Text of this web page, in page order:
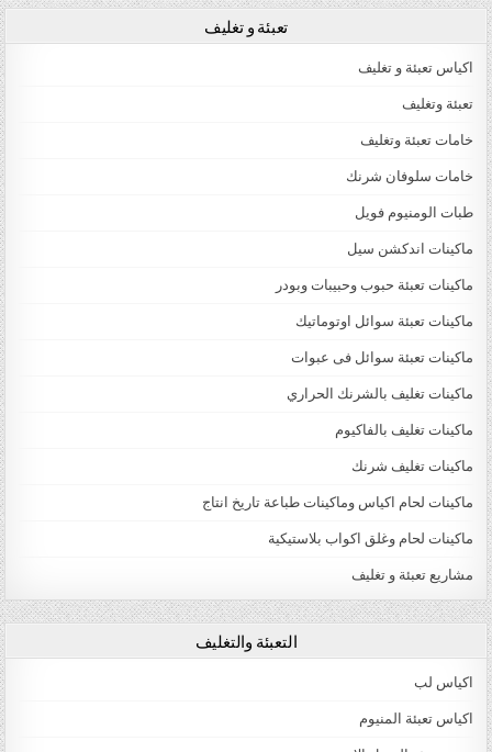
تعبئة و تغليف
اكياس تعبئة و تغليف
تعبئة وتغليف
خامات تعبئة وتغليف
خامات سلوفان شرنك
طبات الومنيوم فويل
ماكينات اندكشن سيل
ماكينات تعبئة حبوب وحبيبات وبودر
ماكينات تعبئة سوائل اوتوماتيك
ماكينات تعبئة سوائل فى عبوات
ماكينات تغليف بالشرنك الحراري
ماكينات تغليف بالفاكيوم
ماكينات تغليف شرنك
ماكينات لحام اكياس وماكينات طباعة تاريخ انتاج
ماكينات لحام وغلق اكواب بلاستيكية
مشاريع تعبئة و تغليف
التعبئة والتغليف
اكياس لب
اكياس تعبئة المنيوم